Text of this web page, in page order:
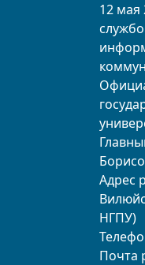
12 мая
Адрес
НГПУ)
Почта